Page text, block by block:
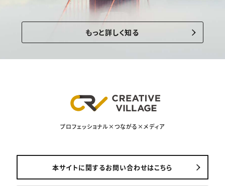
もっと詳しく知る
プロフェッショナル×つながる×メディア
本サイトに関するお問い合わせはこちら